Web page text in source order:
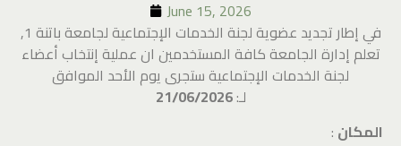
June 15, 2026
في إطار تجديد عضوية لجنة الخدمات الإجتماعية لجامعة باتنة 1,
تعلم إدارة الجامعة كافة المستخدمين ان عملية إنتخاب أعضاء
لجنة الخدمات الإجتماعية ستجرى يوم الأحد الموافق
لـ:21/06/2026
: المكان